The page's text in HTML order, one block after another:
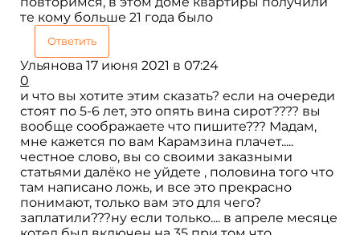
те кому больше 21 года было
Ответить
Ульянова 17 июня 2021 в 07:24
0
и что вы хотите этим сказать? если на очереди
стоят по 5-6 лет, это опять вина сирот???? вы
вообще соображаете что пишите??? Мадам,
мне кажется по вам Карамзина плачет.....
честное слово, вы со своими заказными
статьями далёко не уйдете , половина того что
там написано ложь, и все это прекрасно
понимают, только вам это для чего?
заплатили???ну если только.... в апреле месяце